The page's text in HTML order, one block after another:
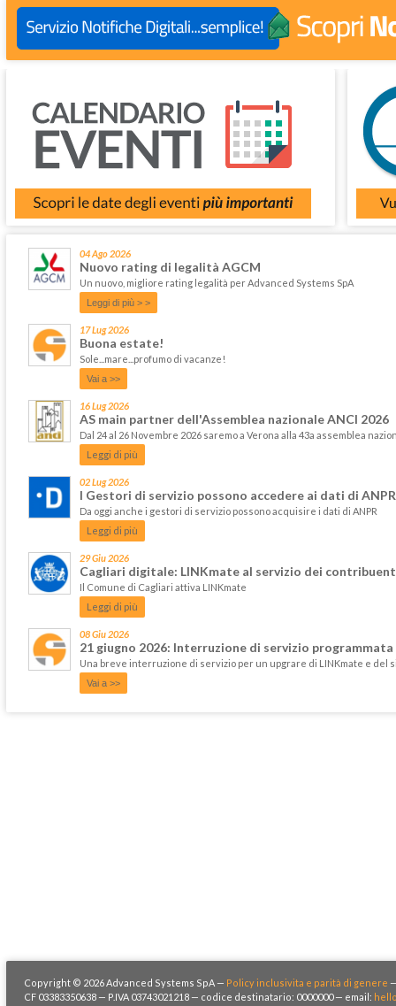
04 Ago 2026
Nuovo rating di legalità AGCM
Un nuovo, migliore rating legalità per Advanced Systems SpA
Leggi di più > >
17 Lug 2026
Buona estate!
Sole...mare...profumo di vacanze!
Vai a >>
16 Lug 2026
AS main partner dell'Assemblea nazionale ANCI 2026
Dal 24 al 26 Novembre 2026 saremo a Verona alla 43a assemblea
Leggi di più
02 Lug 2026
I Gestori di servizio possono accedere ai dati di ANPR
Da oggi anche i gestori di servizio possono acquisire i dati di ANPR
Leggi di più
29 Giu 2026
Cagliari digitale: LINKmate al servizio dei
Il Comune di Cagliari attiva LINKmate
Leggi di più
08 Giu 2026
21 giugno 2026: Interruzione di servizio programmata
Una breve interruzione di servizio per un upgrare di LINKmate e del
Vai a >>
Copyright © 2026 Advanced Systems SpA — Policy inclusivita e parità di genere
CF 03383350638 — P.IVA 03743021218 — codice destinatario: 0000000 — email: